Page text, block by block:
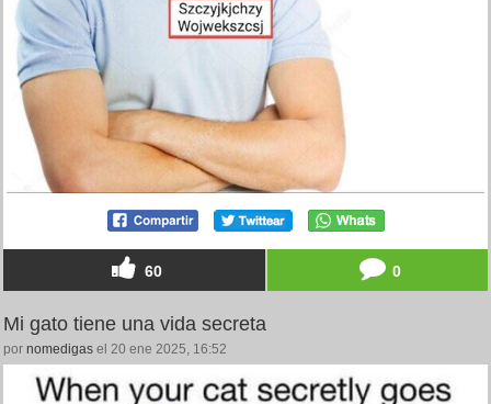
60 0
Mi gato tiene una vida secreta
por nomedigas el 20 ene 2025, 16:52